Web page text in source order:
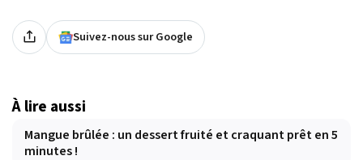
Suivez-nous sur Google
À lire aussi
Mangue brûlée : un dessert fruité et craquant prêt en 5
minutes !